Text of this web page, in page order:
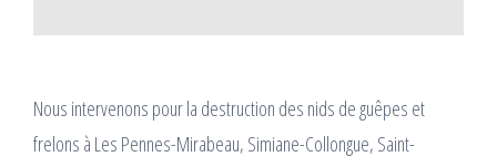
Nous intervenons pour la destruction des nids de guêpes et
frelons à Les Pennes-Mirabeau, Simiane-Collongue, Saint-